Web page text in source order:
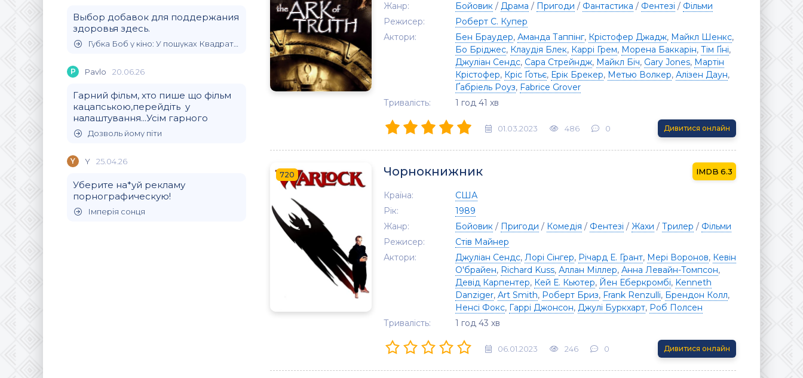
Выбор добавок для поддержания
здоровья здесь.
Губка Боб у кіно: У пошуках Квадратних Штанів
P Pavlo 20.06.26
Гарний фільм, хто пише що фільм
кацапською,перейдіть у
налаштування...Усім гарного
Дозволь йому піти
Y Y 25.04.26
Уберите на*уй рекламу
порнографическую!
Імперія сонця
Жанр:
Бойовик / Драма / Пригоди / Фантастика / Фентезі / Фільми
Режисер:
Роберт С. Купер
Актори:
Бен Браудер, Аманда Таппінг, Крістофер Джадж, Майкл Шенкс,
Бо Бріджес, Клаудія Блек, Каррі Грем, Морена Баккарін, Тім Ґіні,
Джуліан Сендс, Сара Стрейндж, Майкл Біч, Gary Jones, Мартін
Крістофер, Кріс Ґотьє, Ерік Брекер, Метью Волкер, Алізен Даун,
Ґабріель Роуз, Fabrice Grover
Тривалість:
1 год 41 хв
01.03.2023 486 0 Дивитися онлайн
720 Чорнокнижник 6.3
Країна:
США
Рік:
1989
Жанр:
Бойовик / Пригоди / Комедія / Фентезі / Жахи / Трилер / Фільми
Режисер:
Стів Майнер
Актори:
Джуліан Сендс, Лорі Сінгер, Річард Е. Грант, Мері Воронов, Кевін
О'брайен, Richard Kuss, Аллан Міллер, Анна Левайн-Томпсон,
Девід Карпентер, Кей Е. Кьютер, Йен Еберкромбі, Kenneth
Danziger, Art Smith, Роберт Бриз, Frank Renzulli, Брендон Колл,
Ненсі Фокс, Гаррі Джонсон, Джулі Буркхарт, Роб Полсен
Тривалість:
1 год 43 хв
06.01.2023 246 0 Дивитися онлайн